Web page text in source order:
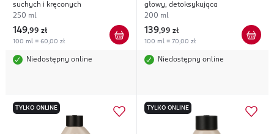
suchych i kręconych
250 ml
149,99 zł
100 ml = 60,00 zł
Niedostępny online
głowy, detoksykująca
200 ml
139,99 zł
100 ml = 70,00 zł
Niedostępny online
TYLKO ONLINE TYLKO ONLINE